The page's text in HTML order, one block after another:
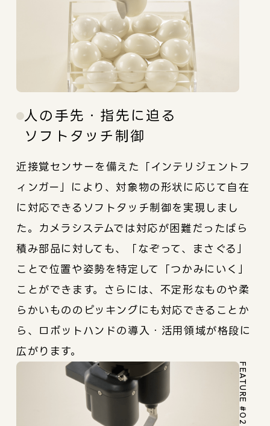
人の手先・指先に迫る
ソフトタッチ制御
近接覚センサーを備えた「インテリジェントフ
ィンガー」により、対象物の形状に応じて自在
に対応できるソフトタッチ制御を実現しまし
た。カメラシステムでは対応が困難だったばら
積み部品に対しても、「なぞって、まさぐる」
ことで位置や姿勢を特定して「つかみにいく」
ことができます。さらには、不定形なものや柔
らかいもののピッキングにも対応できることか
ら、ロボットハンドの導入・活用領域が格段に
広がります。
FEATURE #02